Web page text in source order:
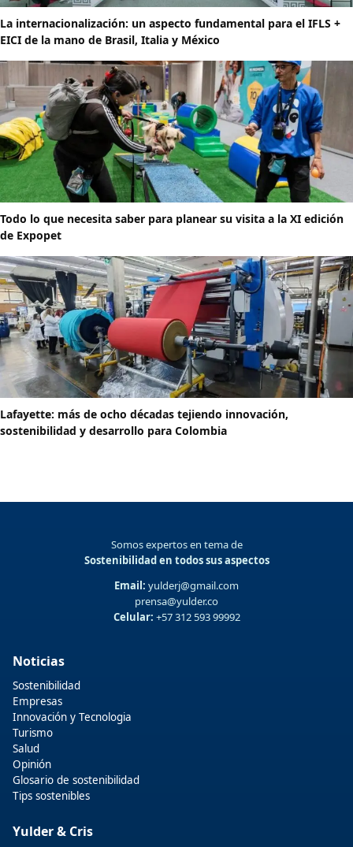
La internacionalización: un aspecto fundamental para el IFLS +
EICI de la mano de Brasil, Italia y México
Todo lo que necesita saber para planear su visita a la XI edición
de Expopet
Lafayette: más de ocho décadas tejiendo innovación,
sostenibilidad y desarrollo para Colombia
Somos expertos en tema de
Sostenibilidad en todos sus aspectos
Email: yulderj@gmail.com
prensa@yulder.co
Celular: +57 312 593 99992
Noticias
Sostenibilidad
Empresas
Innovación y Tecnologia
Turismo
Salud
Opinión
Glosario de sostenibilidad
Tips sostenibles
Yulder & Cris